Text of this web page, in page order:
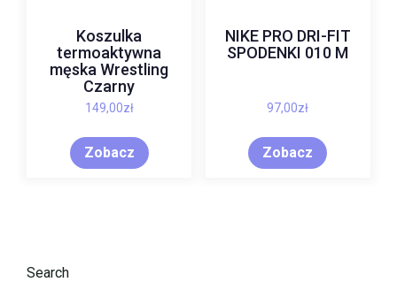
Koszulka
termoaktywna
męska Wrestling
Czarny
149,00zł
Zobacz
NIKE PRO DRI-FIT
SPODENKI 010 M
97,00zł
Zobacz
Search